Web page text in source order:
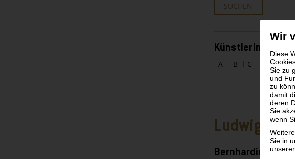
Wir
Diese
Sie zu
und
zu
damit
deren
Sie
wenn
Sie in
SUCHEN
KünstlerInnen
A B C E F
Ludwig
Bernhardiner